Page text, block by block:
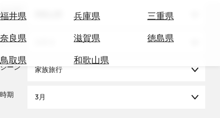
福井県
兵庫県
三重県
奈良県
滋賀県
徳島県
鳥取県
和歌山県
券
テ
を
エリア
テーマ
シーン 家族旅行
時期 3月